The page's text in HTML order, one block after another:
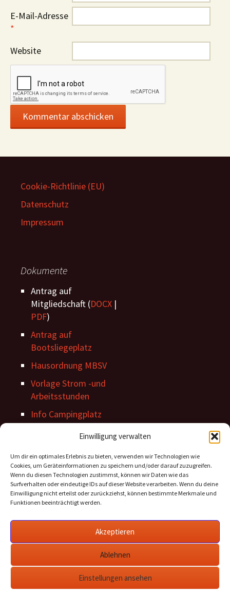
Einwilligung verwalten
Um dir ein optimales Erlebnis zu bieten, verwenden wir Technologien wie
Cookies, um Geräteinformationen zu speichern und/oder darauf zuzugreifen.
Wenn du diesen Technologien zustimmst, können wir Daten wie das
Surfverhalten oder eindeutige IDs auf dieser Website verarbeiten. Wenn du deine
Einwilligung nicht erteilst oder zurückziehst, können bestimmte Merkmale und
Funktionen beeinträchtigt werden.
Akzeptieren
Ablehnen
Einstellungen ansehen
E-Mail-Adresse
*
Website
Cookie-Richtlinie (EU)
Datenschutz
Impressum
Dokumente
Antrag auf
Mitgliedschaft (DOCX |
PDF)
Antrag auf
Bootsliegeplatz
Hausordnung MBSV
Vorlage Strom -und
Arbeitsstunden
Info Campingplatz
Stegordnung
Archiv Beiträge
Beiträge